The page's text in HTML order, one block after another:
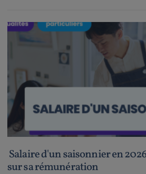
Salaire d'un saisonnier en
sur sa rémunération